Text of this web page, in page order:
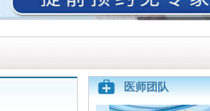
医师团队